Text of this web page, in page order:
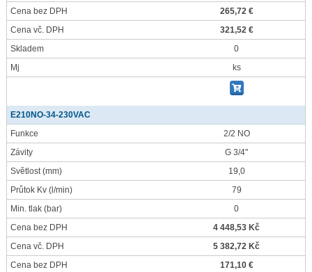
Cena bez DPH
265,72 €
Cena vč. DPH
321,52 €
Skladem
0
Mj
ks
E210NO-34-230VAC
Funkce
2/2 NO
Závity
G 3/4"
Světlost(mm)
19,0
Průtok Kv (l/min)
79
Min. tlak (bar)
0
Cena bez DPH
4 448,53 Kč
Cena vč. DPH
5 382,72 Kč
Cena bez DPH
171,10 €